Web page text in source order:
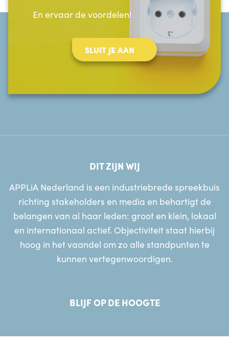
En ervaar de voordelen!
SLUIT JE AAN
DIT ZIJN WIJ
APPLiA Nederland is een industriebrede spreekbuis
richting stakeholders en media en behartigt de
belangen van al haar leden: groot en klein, lokaal
en internationaal actief. Objectiviteit staat hierbij
hoog in het vaandel om zo alle standpunten te
kunnen vertegenwoordigen.
BLIJF OP DE HOOGTE